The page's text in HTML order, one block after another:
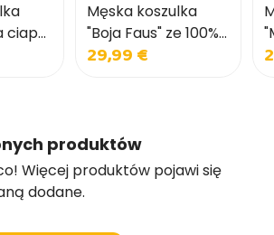
ciapà
w
Męska koszulka
"Boja Faus" ze 100%
bawełny o
29,99 €
produktów
Więcej produktów pojawi się
dodane.